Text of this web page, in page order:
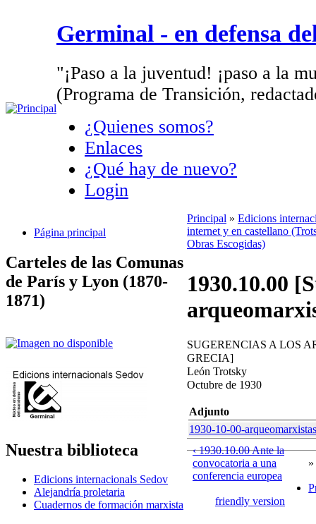
Germinal - en defensa
"¡Paso a la juventud! ¡paso a la
(Programa de Transición,
¿Quienes somos?
Enlaces
¿Qué hay de nuevo?
Login
Página principal
Carteles de las Comunas
de París y Lyon (1870-
1871)
Nuestra biblioteca
Edicions internacionals Sedov
Alejandría proletaria
Cuadernos de formación marxista
Principal » Edicions
internet y en castellano
Obras Escogidas)
1930.10.00
SUGERENCIAS A LOS
GRECIA]
León Trotsky
Octubre de 1930
Adjunto
1930-10-00-
‹ 1930.10.00 Ante la
convocatoria a una
conferencia europea
»
friendly version